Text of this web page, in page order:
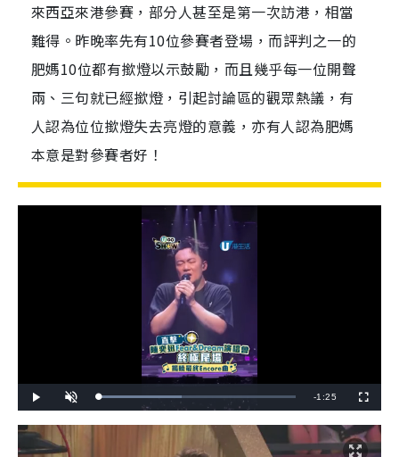
來西亞來港參賽，部分人甚至是第一次訪港，相當
難得。昨晚率先有10位參賽者登場，而評判之一的
肥媽10位都有撳燈以示鼓勵，而且幾乎每一位開聲
兩、三句就已經撳燈，引起討論區的觀眾熱議，有
人認為位位撳燈失去亮燈的意義，亦有人認為肥媽
本意是對參賽者好！
l
y
n
u
e
L
o
d
R
e
m
-1:25
u
l
s
c